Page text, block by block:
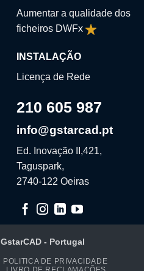
Aumentar a qualidade dos
ficheiros DWFx
INSTALAÇÃO
Licença de Rede
210 605 987
info@gstarcad.pt
Ed. Inovação II,421,
Taguspark,
2740-122 Oeiras
GstarCAD - Portugal
POLITICA DE PRIVACIDADE